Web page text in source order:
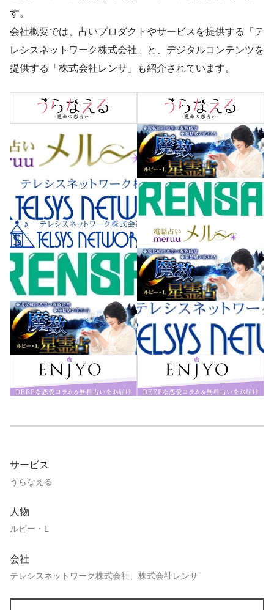
す。
会社概要では、占いプロダクトやサービスを提供する「テ
レシスネットワーク株式会社」と、デジタルコンテンツを
提供する「株式会社レンサ」も紹介されています。
サービス
うらなえる
人物
ルビー・L
会社
テレシスネットワーク株式会社、株式会社レンサ